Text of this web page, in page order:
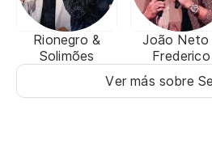
Rionegro &
Solimões
João Neto
Frederico
Ver más sobre